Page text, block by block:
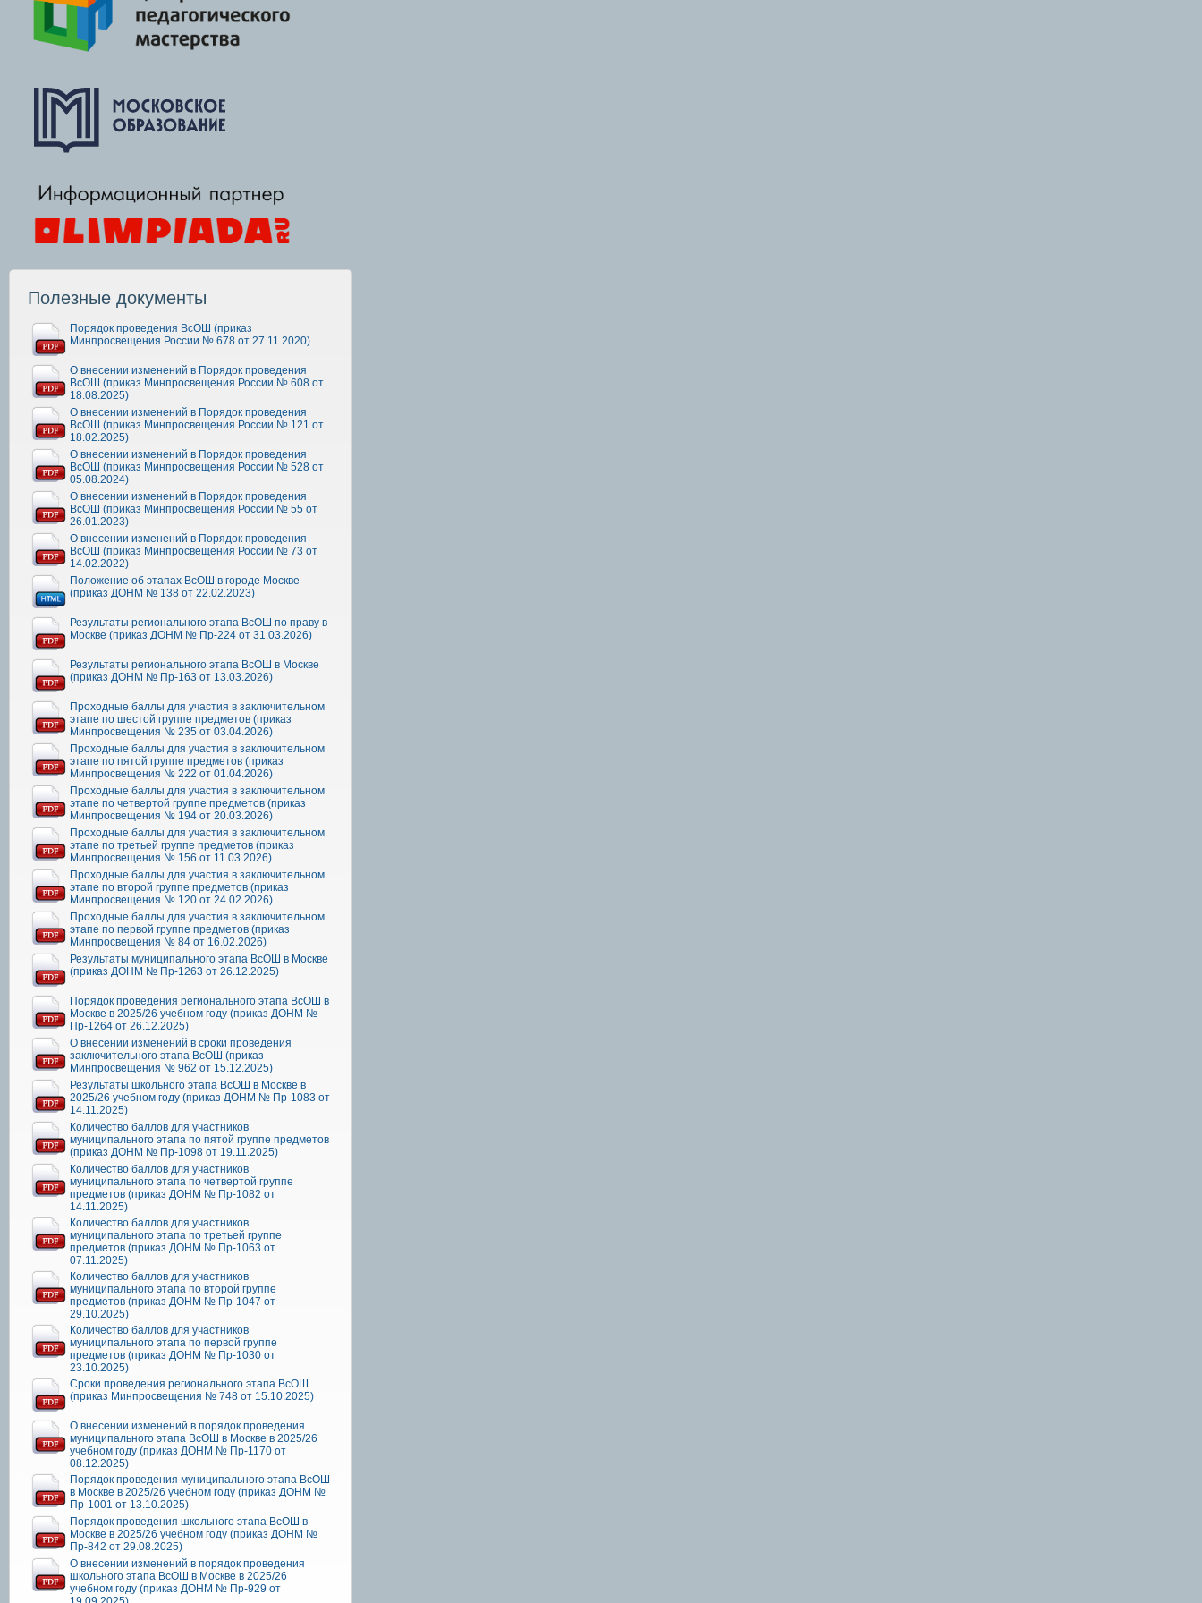
Полезные документы
Порядок проведения ВсОШ (приказ
Минпросвещения России № 678 от 27.11.2020)
О внесении изменений в Порядок проведения
ВсОШ (приказ Минпросвещения России № 608 от
18.08.2025)
О внесении изменений в Порядок проведения
ВсОШ (приказ Минпросвещения России № 121 от
18.02.2025)
О внесении изменений в Порядок проведения
ВсОШ (приказ Минпросвещения России № 528 от
05.08.2024)
О внесении изменений в Порядок проведения
ВсОШ (приказ Минпросвещения России № 55 от
26.01.2023)
О внесении изменений в Порядок проведения
ВсОШ (приказ Минпросвещения России № 73 от
14.02.2022)
Положение об этапах ВсОШ в городе Москве
(приказ ДОНМ № 138 от 22.02.2023)
Результаты регионального этапа ВсОШ по праву в
Москве (приказ ДОНМ № Пр-224 от 31.03.2026)
Результаты регионального этапа ВсОШ в Москве
(приказ ДОНМ № Пр-163 от 13.03.2026)
Проходные баллы для участия в заключительном
этапе по шестой группе предметов (приказ
Минпросвещения № 235 от 03.04.2026)
Проходные баллы для участия в заключительном
этапе по пятой группе предметов (приказ
Минпросвещения № 222 от 01.04.2026)
Проходные баллы для участия в заключительном
этапе по четвертой группе предметов (приказ
Минпросвещения № 194 от 20.03.2026)
Проходные баллы для участия в заключительном
этапе по третьей группе предметов (приказ
Минпросвещения № 156 от 11.03.2026)
Проходные баллы для участия в заключительном
этапе по второй группе предметов (приказ
Минпросвещения № 120 от 24.02.2026)
Проходные баллы для участия в заключительном
этапе по первой группе предметов (приказ
Минпросвещения № 84 от 16.02.2026)
Результаты муниципального этапа ВсОШ в Москве
(приказ ДОНМ № Пр-1263 от 26.12.2025)
Порядок проведения регионального этапа ВсОШ в
Москве в 2025/26 учебном году (приказ ДОНМ №
Пр-1264 от 26.12.2025)
О внесении изменений в сроки проведения
заключительного этапа ВсОШ (приказ
Минпросвещения № 962 от 15.12.2025)
Результаты школьного этапа ВсОШ в Москве в
2025/26 учебном году (приказ ДОНМ № Пр-1083 от
14.11.2025)
Количество баллов для участников
муниципального этапа по пятой группе предметов
(приказ ДОНМ № Пр-1098 от 19.11.2025)
Количество баллов для участников
муниципального этапа по четвертой группе
предметов (приказ ДОНМ № Пр-1082 от
14.11.2025)
Количество баллов для участников
муниципального этапа по третьей группе
предметов (приказ ДОНМ № Пр-1063 от
07.11.2025)
Количество баллов для участников
муниципального этапа по второй группе
предметов (приказ ДОНМ № Пр-1047 от
29.10.2025)
Количество баллов для участников
муниципального этапа по первой группе
предметов (приказ ДОНМ № Пр-1030 от
23.10.2025)
Сроки проведения регионального этапа ВсОШ
(приказ Минпросвещения № 748 от 15.10.2025)
О внесении изменений в порядок проведения
муниципального этапа ВсОШ в Москве в 2025/26
учебном году (приказ ДОНМ № Пр-1170 от
08.12.2025)
Порядок проведения муниципального этапа ВсОШ
в Москве в 2025/26 учебном году (приказ ДОНМ №
Пр-1001 от 13.10.2025)
Порядок проведения школьного этапа ВсОШ в
Москве в 2025/26 учебном году (приказ ДОНМ №
Пр-842 от 29.08.2025)
О внесении изменений в порядок проведения
школьного этапа ВсОШ в Москве в 2025/26
учебном году (приказ ДОНМ № Пр-929 от